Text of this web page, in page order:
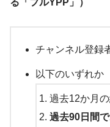
チャンネル登録
以下のいずれか
過去12か月
過去90日間